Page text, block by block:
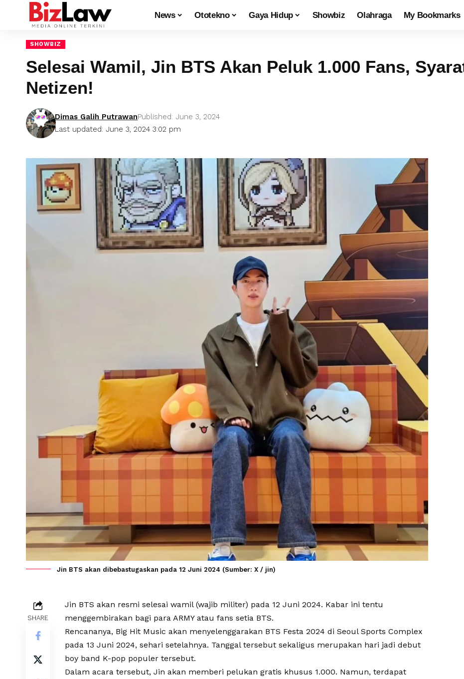
News Ototekno Gaya Hidup Showbiz Olahraga My Bookmarks
SHOWBIZ
Selesai Wamil, Jin BTS Akan Peluk 1.000 Fans,
Netizen!
Last updated: June 3, 2024 3:02 pm
Dimas Galih PutrawanPublished: June 3, 2024
Jin BTS akan dibebastugaskan pada 12 Juni 2024 (Sumber: X / jin)
SHARE
Jin BTS akan resmi selesai wamil (wajib militer) pada 12 Juni 2024. Kabar ini tentu
menggembirakan bagi para ARMY atau fans setia BTS.
Rencananya, Big Hit Music akan menyelenggarakan BTS Festa 2024 di Seoul Sports Complex
pada 13 Juni 2024, sehari setelahnya. Tanggal tersebut sekaligus merupakan hari jadi debut
boy band K-pop populer tersebut.
Dalam acara tersebut, Jin akan memberi pelukan gratis khusus 1.000. Namun, terdapat